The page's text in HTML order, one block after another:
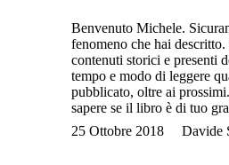
Benvenuto Michele.
fenomeno che hai
contenuti storici e presenti
tempo e modo di leggere
pubblicato, oltre ai
sapere se il libro è di tuo
25 Ottobre 2018
Davide